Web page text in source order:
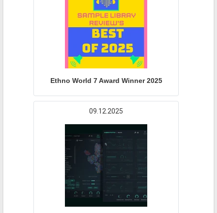
Ethno World 7 Award Winner 2025
09.12.2025